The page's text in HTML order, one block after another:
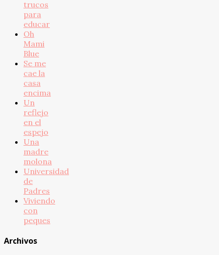
trucos
para
educar
Oh
Mami
Blue
Se me
cae la
casa
encima
Un
reflejo
en el
espejo
Una
madre
molona
Universidad
de
Padres
Viviendo
con
peques
Archivos